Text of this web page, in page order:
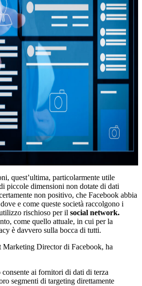
quest’ultima, particolarmente utile
piccole dimensioni non dotate di dati
non positivo, che Facebook abbia
e come queste società raccolgono i
rischioso per il social network.
come quello attuale, in cui per la
è davvero sulla bocca di tutti.
Marketing Director di Facebook, ha
consente ai fornitori di dati di terza
segmenti di targeting direttamente